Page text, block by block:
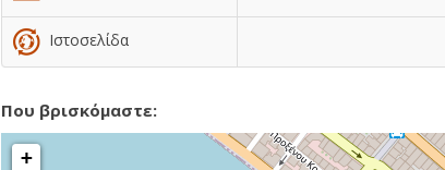
Ιστοσελίδα
Που βρισκόμαστε:
+